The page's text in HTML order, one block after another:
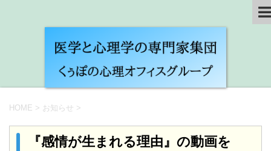
HOME > お知らせ >
『感情が生まれる理由』の動画を